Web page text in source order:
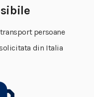
persoane
din Italia